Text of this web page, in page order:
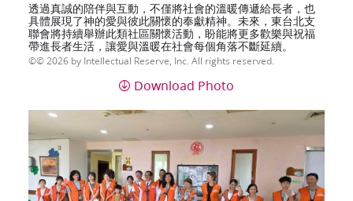
透過真誠的陪伴與互動，不僅將社會的溫暖傳遞給長者，也
具體展現了神的愛與彼此關懷的奉獻精神。未來，東台北支
聯會將持續舉辦此類社區關懷活動，盼能將更多歡樂與祝福
帶進長者生活，讓愛與溫暖在社會每個角落不斷延續。
© 2026 by Intellectual Reserve, Inc. All rights reserved.
Download Photo